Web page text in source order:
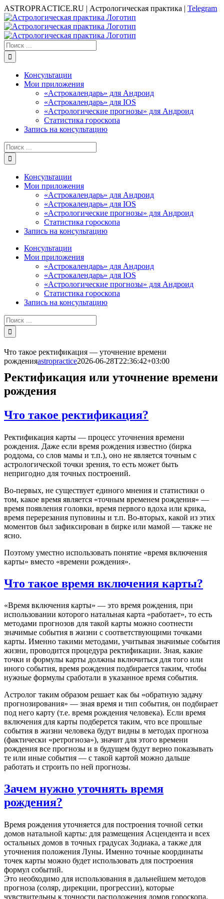
Skip
to
content
ASTROPRACTICE.RU | Астрологическая практика | Telegram
Email
Результат
поиска:
Консультации
Мои приложения
«Астрокалендарь» для Андроид
«Астрокалендарь» для IOS
«Астрологические прогнозы» для Андроид
Статистика гороскопа
Запись на консультацию
Результат
поиска:
Консультации
Мои приложения
«Астрокалендарь» для Андроид
«Астрокалендарь» для IOS
«Астрологические прогнозы» для Андроид
Статистика гороскопа
Запись на консультацию
Консультации
Мои приложения
«Астрокалендарь» для Андроид
«Астрокалендарь» для IOS
«Астрологические прогнозы» для Андроид
Статистика гороскопа
Запись на консультацию
Результат
поиска:
Что такое ректификация — уточнение времени
рожденияastropractice2026-06-28T22:36:42+03:00
Ректификация или уточнение времени
рождения
Что такое ректификация?
Ректификация карты — процесс уточнения времени
рождения. Даже если время рождения известно (бирка
роддома, со слов мамы и т.п.), оно не является точным с
астрологической точки зрения, то есть может быть
непригодно для точных построений.
Во-первых, не существует единого мнения и статистики о
том, какое время является «точным временем рождения» —
время появления головки, время первого вдоха или крика,
время перерезания пуповины и т.п. Во-вторых, какой из этих
моментов был зафиксирован в бирке или мамой — также не
ясно.
Поэтому уместно использовать понятие «время включения
карты» вместо «времени рождения».
Что такое время включения карты?
«Время включения карты» — это время рождения, при
использовании которого натальная карта «работает», то есть
методами прогнозов для такой карты можно соотнести
значимые события в жизни с соответствующими точками
карты. Именно такими методами, учитывая значимые события
жизни, проводится процедура ректификации. Зная, какие
точки и формулы карты должны включиться для того или
иного события, время рождения подбирается таким, чтобы
нужные формулы сработали в указанное время события.
Астролог таким образом решает как бы «обратную задачу
прогнозирования» — зная время и тип события, он подбирает
под него карту (т.е. время рождения человека). Если время
включения для карты подберется таким, что все прошлые
события в жизни человека будут видны в методах прогноза
(фактически «ретрогноза»), значит для этого времени
рождения все прогнозы и в будущем будут верно показывать
те или иные события — с такой картой можно дальше
работать и строить по ней прогнозы.
Зачем нужно уточнять время
рождения?
Время рождения уточняется для построения точной сетки
домов натальной карты: для размещения Асцендента и всех
остальных домов в точных градусах Зодиака, а также для
уточнения положения Луны. Именно точные координаты
точек карты можно будет использовать для построения
формул событий.
Это необходимо для использования в дальнейшем методов
прогноза (соляр, дирекции, прогрессии), которые
чувствительны к точности расположения домов гороскопа.